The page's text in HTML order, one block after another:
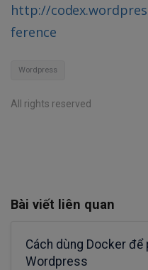
http://
ference
Wordpress
All rights reserved
Bài viết liên quan
Cách dùng Docker để
Wordpress